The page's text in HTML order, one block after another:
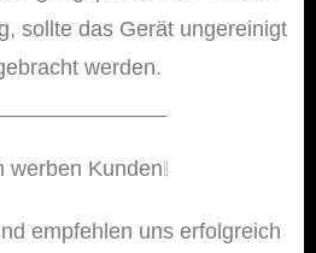
sollte das Gerät ungereinigt
werden.
werben Kunden❕️
empfehlen uns erfolgreich